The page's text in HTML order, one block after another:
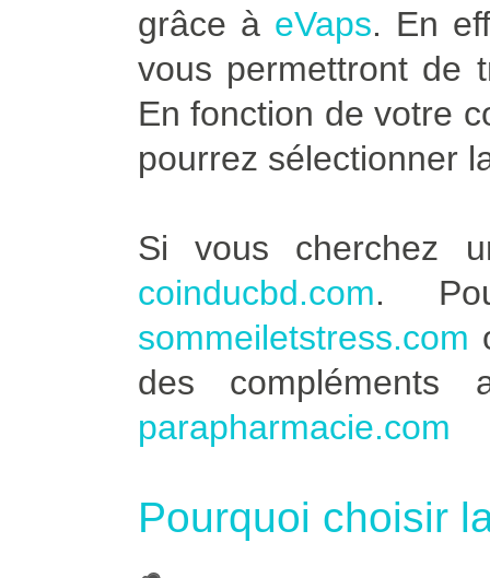
grâce à eVaps. En
vous permettront de
En fonction de votre
pourrez sélectionner
Si vous cherchez
coinducbd.com.
sommeiletstress.com
des compléments
parapharmacie.com
Pourquoi choisir